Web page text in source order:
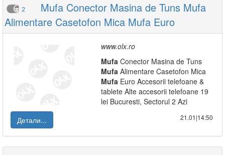
2
Mufa Conector Masina de Tuns Mufa
Alimentare Casetofon Mica Mufa Euro
www.olx.ro
Mufa Conector Masina de Tuns
Mufa Alimentare Casetofon Mica
Mufa Euro Accesorii telefoane &
tablete Alte accesorii telefoane 19
lei Bucuresti, Sectorul 2 Azi
Детали...
21.01|14:50